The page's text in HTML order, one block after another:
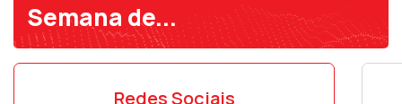
Semana de...
Redes Sociais